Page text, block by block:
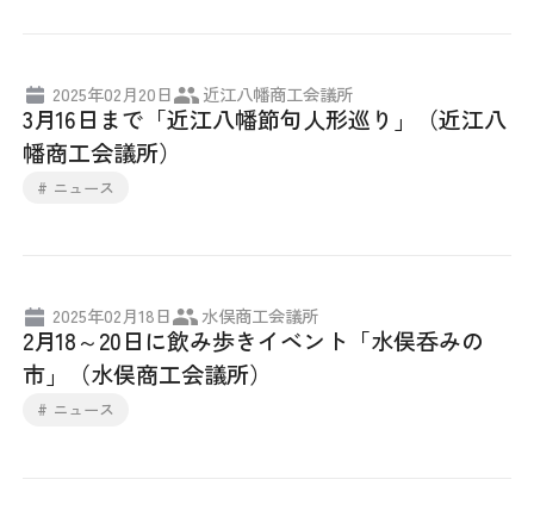
2025年02月20日 近江八幡商工会議所
3月16日まで「近江八幡節句人形巡り」（近江八
幡商工会議所）
# ニュース
2025年02月18日 水俣商工会議所
2月18～20日に飲み歩きイベント「水俣呑みの
市」（水俣商工会議所）
# ニュース